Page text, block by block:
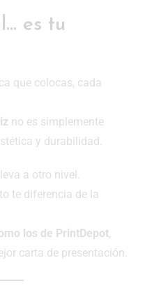
es tu
que colocas, cada
no es simplemente
y durabilidad.
a otro nivel.
te diferencia de la
los de PrintDepot,
carta de presentación.